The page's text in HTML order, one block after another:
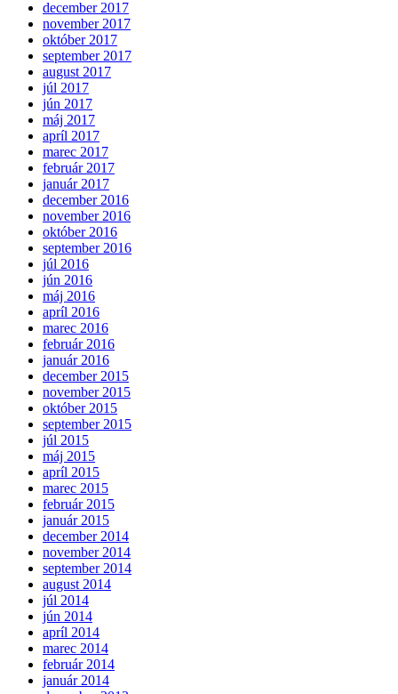
december 2017
november 2017
október 2017
september 2017
august 2017
júl 2017
jún 2017
máj 2017
apríl 2017
marec 2017
február 2017
január 2017
december 2016
november 2016
október 2016
september 2016
júl 2016
jún 2016
máj 2016
apríl 2016
marec 2016
február 2016
január 2016
december 2015
november 2015
október 2015
september 2015
júl 2015
máj 2015
apríl 2015
marec 2015
február 2015
január 2015
december 2014
november 2014
september 2014
august 2014
júl 2014
jún 2014
apríl 2014
marec 2014
február 2014
január 2014